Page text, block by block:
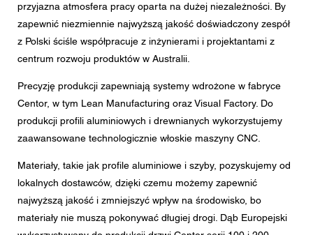
przyjazna atmosfera pracy oparta na dużej niezależności. By
zapewnić niezmiennie najwyższą jakość doświadczony zespół
z Polski ściśle współpracuje z inżynierami i projektantami z
centrum rozwoju produktów w Australii.
Precyzję produkcji zapewniają systemy wdrożone w fabryce
Centor, w tym Lean Manufacturing oraz Visual Factory. Do
produkcji profili aluminiowych i drewnianych wykorzystujemy
zaawansowane technologicznie włoskie maszyny CNC.
Materiały, takie jak profile aluminiowe i szyby, pozyskujemy od
lokalnych dostawców, dzięki czemu możemy zapewnić
najwyższą jakość i zmniejszyć wpływ na środowisko, bo
materiały nie muszą pokonywać długiej drogi. Dąb Europejski
CAPTCHA
To pytanie sprawdza czy jesteś człowiekiem i zapobiega
wysyłaniu spamu.
Zgoda na przetwarzanie danych osobowych
Zgadzam się na przekazanie podanych przeze mnie w
formularzu danych osobowych najbliższemu Dealerowi
Centor lub właściwemu pracownikowi Centor, który
skontaktuje się ze mną w celach związanych z
zapytaniem.
Przetwarzanie Państwa danych osobowych odbywa się